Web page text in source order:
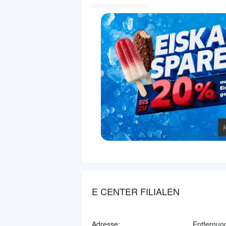
E CENTER FILIALEN